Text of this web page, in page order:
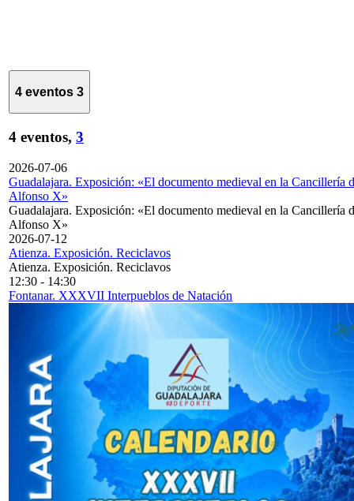
4 eventos 3
4 eventos, 3
2026-07-06
Guadalajara. Exposición: «El documento medieval en la Cancillería
Alfonso X»
Guadalajara. Exposición: «El documento medieval en la Cancillería
Alfonso X»
2026-07-12
Atienza. Exposición. Reciclavos
Atienza. Exposición. Reciclavos
12:30 - 14:30
Fontanar. XXXVII Interpueblos de Natación